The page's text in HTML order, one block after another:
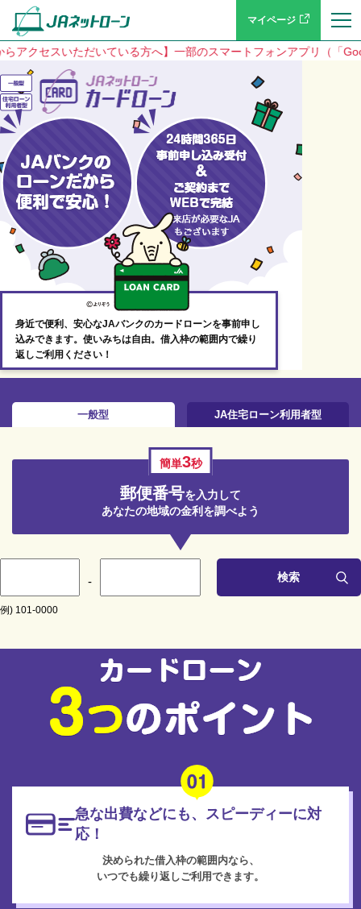
マイページ
セスいただいている方へ】一部のスマートフォンアプリ（「
身近で便利、安心なJAバンクのカードローンを事前申し
込みできます。使いみちは自由。借入枠の範囲内で繰り
返しご利用ください！
一般型 JA住宅ローン利用者型
簡単3秒
郵便番号を入力して
あなたの地域の金利を調べよう
- 検索
例) 101-0000
急な出費などにも、スピーディーに対
応！
決められた借入枠の範囲内なら、
いつでも繰り返しご利用できます。